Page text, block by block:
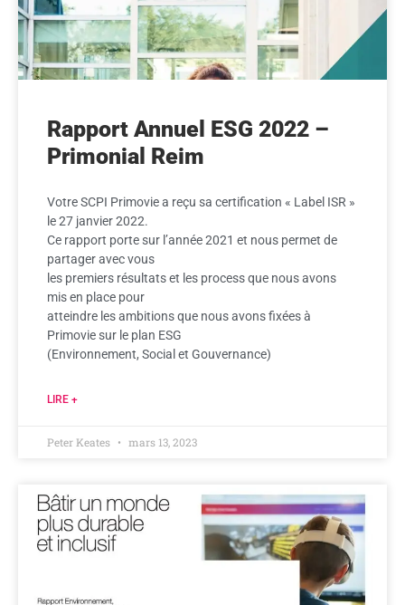
Rapport Annuel ESG 2022 –
Primonial Reim
Votre SCPI Primovie a reçu sa certification « Label ISR »
le 27 janvier 2022.
Ce rapport porte sur l’année 2021 et nous permet de
partager avec vous
les premiers résultats et les process que nous avons
mis en place pour
atteindre les ambitions que nous avons fixées à
Primovie sur le plan ESG
(Environnement, Social et Gouvernance)
LIRE +
Peter Keates mars 13, 2023